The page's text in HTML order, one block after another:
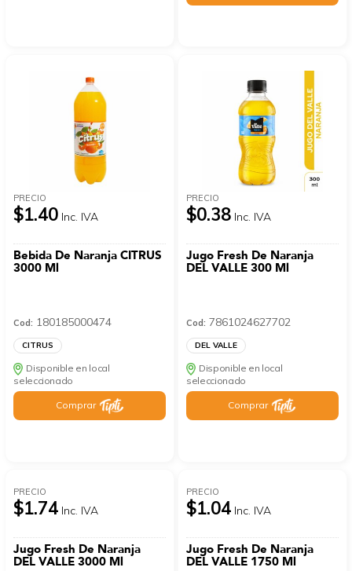
PRECIO
$1.40 Inc. IVA
Bebida De Naranja CITRUS
3000 Ml
Cod: 180185000474
CITRUS
Disponible en local
seleccionado
Comprar
PRECIO
$0.38 Inc. IVA
Jugo Fresh De Naranja
DEL VALLE 300 Ml
Cod: 7861024627702
DEL VALLE
Disponible en local
seleccionado
Comprar
PRECIO
$1.74 Inc. IVA
Jugo Fresh De Naranja
DEL VALLE 3000 Ml
PRECIO
$1.04 Inc. IVA
Jugo Fresh De Naranja
DEL VALLE 1750 Ml